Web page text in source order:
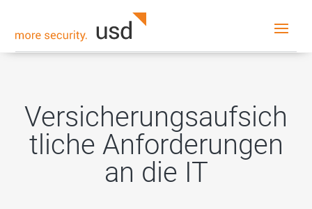
Versicherungsaufsich
tliche Anforderungen
an die IT